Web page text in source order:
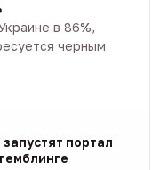
в 86%,
черным
портал